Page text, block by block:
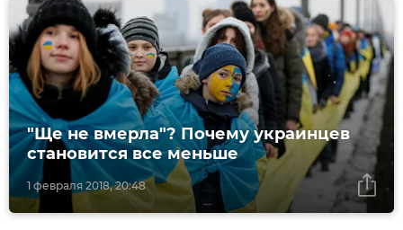
1 февраля 2018, 20:48
"Ще не вмерла"? Почему украинцев
становится все меньше